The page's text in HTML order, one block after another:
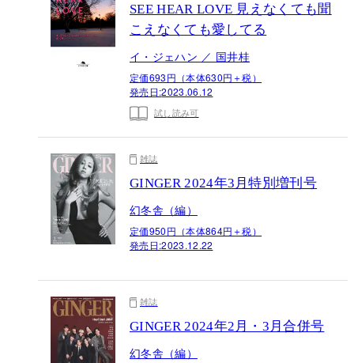
SEE HEAR LOVE 見えなくても聞
こえなくても愛してる
イ・ジェハン ／ 国井桂
定価693円（本体630円＋税）
発売日:2023.06.12
試し読み可
雑誌
GINGER 2024年3月特別増刊号
幻冬舎（編）
定価950円（本体864円＋税）
発売日:2023.12.22
雑誌
GINGER 2024年2月・3月合併号
幻冬舎（編）